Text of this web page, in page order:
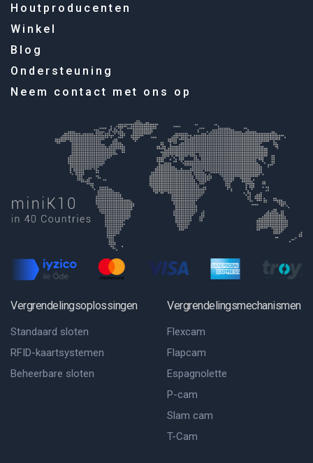
Houtproducenten
Winkel
Blog
Ondersteuning
Neem contact met ons op
Vergrendelingsoplossingen
Standaard sloten
RFID-kaartsystemen
Beheerbare sloten
Vergrendelingsmechanismen
Flexcam
Flapcam
Espagnolette
P-cam
Slam cam
T-Cam